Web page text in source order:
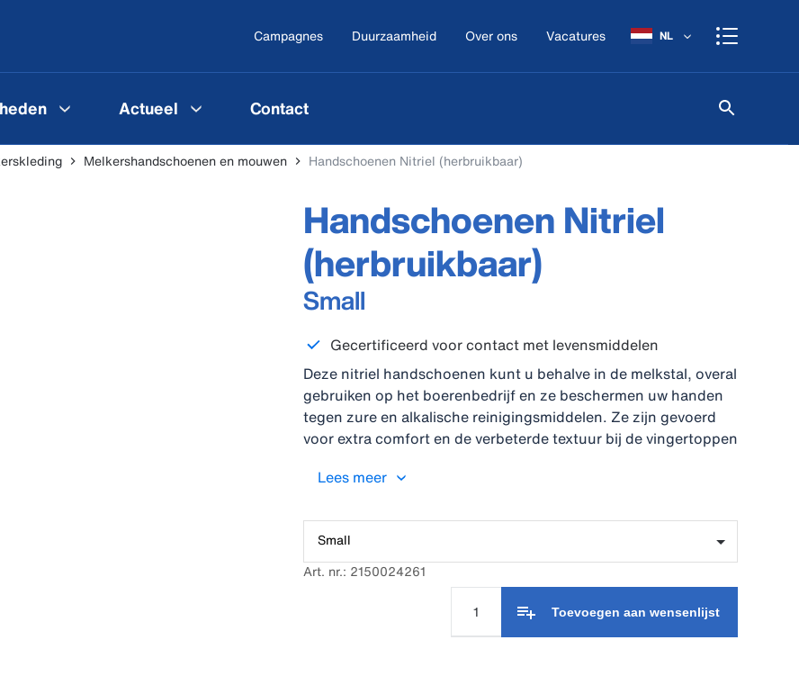
Campagnes Duurzaamheid Over ons Vacatures NL
Actueel Contact
Melkershandschoenen en mouwen Handschoenen Nitriel (herbruikbaar)
Handschoenen Nitriel
(herbruikbaar)
Small
Gecertificeerd voor contact met levensmiddelen
Deze nitriel handschoenen kunt u behalve in de melkstal, overal
gebruiken op het boerenbedrijf en ze beschermen uw handen
tegen zure en alkalische reinigingsmiddelen. Ze zijn gevoerd
voor extra comfort en de verbeterde textuur bij de vingertoppen
Lees meer
Small
Art. nr.: 2150024261
Toevoegen aan wensenlijst